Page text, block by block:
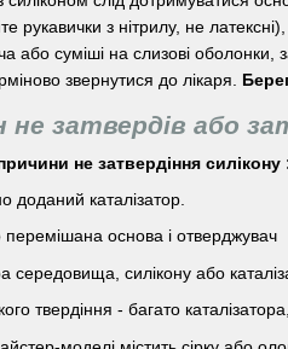
рукавички з нітрилу, не
або суміші на слизові оболонки,
звернутися до лікаря.
не затвердів або
не затвердіння силікону
доданий каталізатор.
основа і отверджувач
середовища, силікону або
твердіння - багато